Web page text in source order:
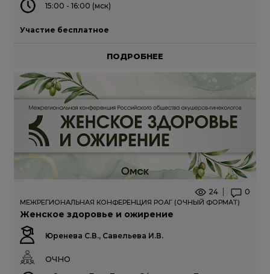
15:00 - 16:00 (мск)
Участие бесплатное
ПОДРОБНЕЕ
24 0
МЕЖРЕГИОНАЛЬНАЯ КОНФЕРЕНЦИЯ РОАГ (ОЧНЫЙ ФОРМАТ)
Женское здоровье и ожирение
Юренева С.В., Савельева И.В.
ОЧНО